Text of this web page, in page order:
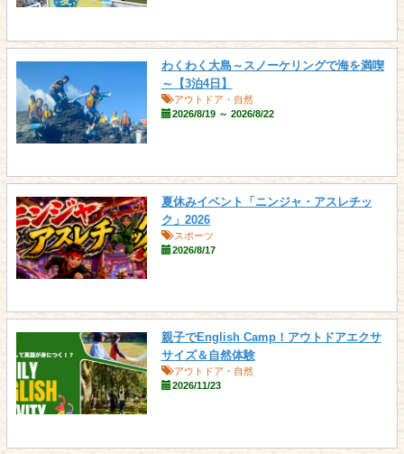
わくわく大島～スノーケリングで海を満喫
～【3泊4日】
アウトドア・自然
2026/8/19 ～ 2026/8/22
夏休みイベント「ニンジャ・アスレチッ
ク」2026
スポーツ
2026/8/17
親子でEnglish Camp！アウトドアエクサ
サイズ＆自然体験
アウトドア・自然
2026/11/23